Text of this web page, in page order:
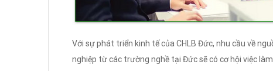
Với sự phát triển kinh tế của CHLB Đức, nhu cầu về
nghiệp từ các trường nghề tại Đức sẽ có cơ hội việc